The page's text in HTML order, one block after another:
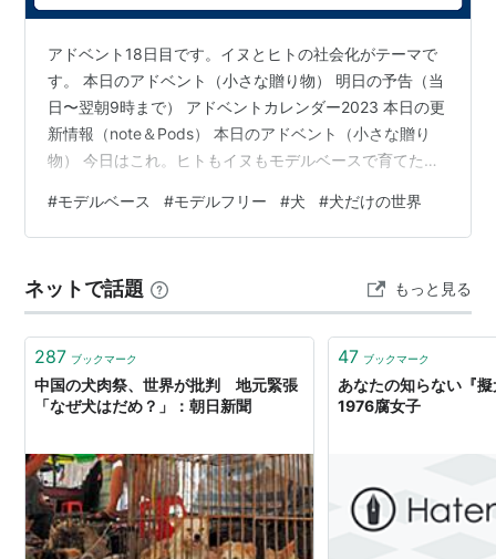
アドベント18日目です。イヌとヒトの社会化がテーマで
す。 本日のアドベント（小さな贈り物） 明日の予告（当
日〜翌朝9時まで） アドベントカレンダー2023 本日の更
新情報（note＆Pods） 本日のアドベント（小さな贈り
物） 今日はこれ。ヒトもイヌもモデルベースで育てた方
通常よくおこなわれる犬のしつけ方法だ。「おすわりを
したらおやつをあげる」を繰り返すことで、イヌがお座
う。この場合、お座りと言われて餌を見せられたときだ
けお座りをする。 これに対して、モデルベースとは、
「報酬は少なめ、自…
#モデルベース #モデルフリー #犬 #犬だけの世界
ネットで話題 もっと見る
287 ブックマーク
中国の犬肉祭、世界が批判 地元緊張
「なぜ犬はだめ？」：朝日新聞
47 ブックマーク
あなたの知らない『
1976腐女子